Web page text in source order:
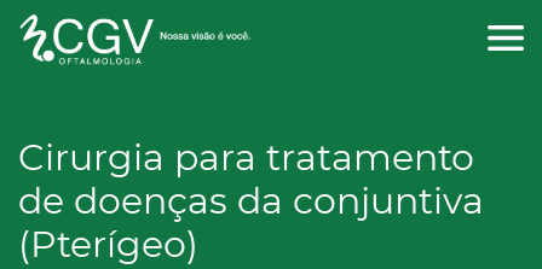
Cirurgia para tratamento
de doenças da conjuntiva
(Pterígeo)